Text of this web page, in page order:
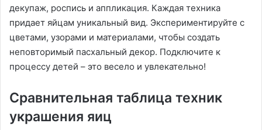
декупаж, роспись и аппликация. Каждая техника
придает яйцам уникальный вид. Экспериментируйте с
цветами, узорами и материалами, чтобы создать
неповторимый пасхальный декор. Подключите к
процессу детей – это весело и увлекательно!
Сравнительная таблица техник
украшения яиц